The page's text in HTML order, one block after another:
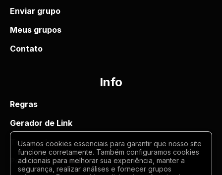
Enviar grupo
Meus grupos
Contato
Info
Regras
Gerador de Link
Termos de uso
Politica de privacidade
Usamos cookies essenciais para garantir que nosso site
funcione corretamente. Também configuramos cookies
adicionais para melhorar sua experiência, manter a
segurança, realizar análises e fornecer grupos